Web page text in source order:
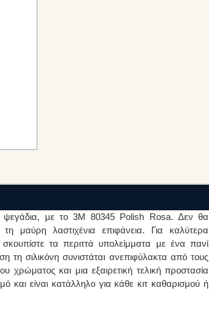
ψεγάδια, με το 3M 80345 Polish Rosa. Δεν θα
μαύρη λαστιχένια επιφάνεια. Για καλύτερα
τα περιττά υπολείμματα με ένα πανί
τη σιλικόνη συνιστάται ανεπιφύλακτα από τους
χρώματος και μια εξαιρετική τελική προστασία
και είναι κατάλληλο για κάθε κιτ καθαρισμού ή